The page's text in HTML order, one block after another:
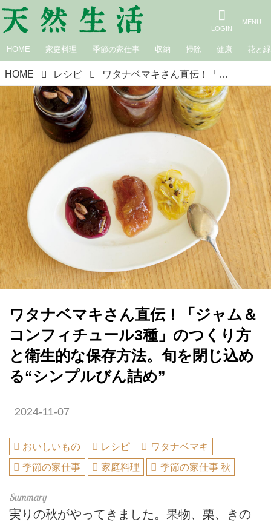
HOME 家庭料理 季節の家仕事 収納 掃除 健康 花と緑
HOME レシピ ワタナベマキさん直伝！「ジャム＆コンフィチュール3種」のつくり方と衛生的な保存方法。旬を閉じ込める“シンプルびん詰め”
ワタナベマキさん直伝！「ジャム＆
コンフィチュール3種」のつくり方
と衛生的な保存方法。旬を閉じ込め
る“シンプルびん詰め”
2024-11-07
おいしいもの レシピ
ワタナベマキ
季節の家仕事
家庭料理 季節の家仕事 秋
実りの秋がやってきました。果物、栗、きの